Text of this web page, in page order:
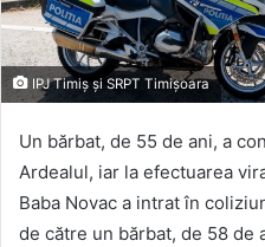
IPJ Timiș și SRPT Timișoara
Un bărbat, de 55 de ani, a
Ardealul, iar la efectuarea
Baba Novac a intrat în
de către un bărbat, de 58 de